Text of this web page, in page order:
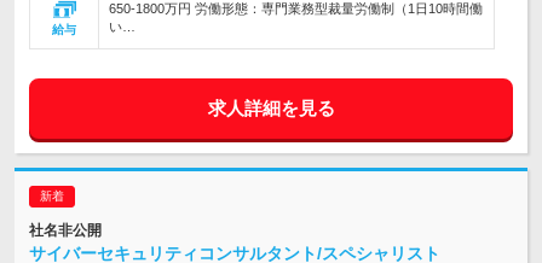
給与
650-1800万円 労働形態：専門業務型裁量労働制（1日10時間働
い…
求人詳細を見る
社名非公開
サイバーセキュリティコンサルタント/スペシャリスト